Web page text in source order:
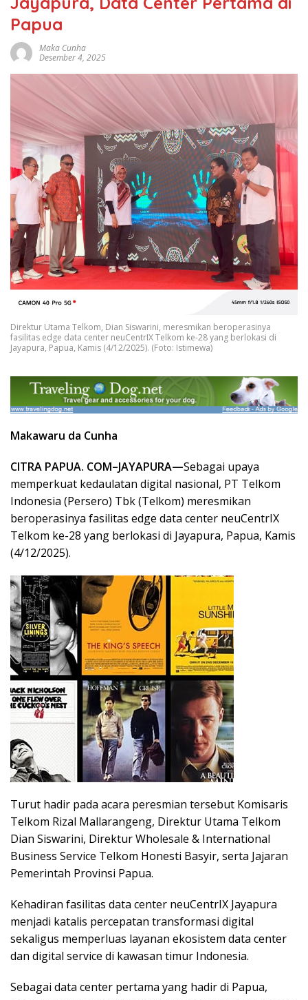
Papua
Maka Cunha
Desember 4, 2025
Direktur Utama Telkom, Dian Siswarini, meresmikan beroperasinya
fasilitas edge data center neuCentrIX Telkom ke-28 yang berlokasi di
Jayapura, Papua, Kamis (4/12/2025). (Foto: Istimewa)
Makawaru da Cunha
CITRA PAPUA. COM–JAYAPURA—Sebagai upaya
memperkuat kedaulatan digital nasional, PT Telkom
Indonesia (Persero) Tbk (Telkom) meresmikan
beroperasinya fasilitas edge data center neuCentrIX
Telkom ke-28 yang berlokasi di Jayapura, Papua, Kamis
(4/12/2025).
Turut hadir pada acara peresmian tersebut Komisaris
Telkom Rizal Mallarangeng, Direktur Utama Telkom
Dian Siswarini, Direktur Wholesale & International
Business Service Telkom Honesti Basyir, serta Jajaran
Pemerintah Provinsi Papua.
Kehadiran fasilitas data center neuCentrIX Jayapura
menjadi katalis percepatan transformasi digital
sekaligus memperluas layanan ekosistem data center
dan digital service di kawasan timur Indonesia.
Sebagai data center pertama yang hadir di Papua,